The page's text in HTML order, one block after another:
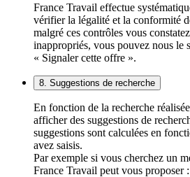
France Travail effectue
vérifier la légalité et la conformité
malgré ces contrôles vous
inappropriés, vous pouvez nous le
« Signaler cette offre ».
8. Suggestions de recherche
En fonction de la recherche
afficher des suggestions de
suggestions sont calculées en
avez saisis.
Par exemple si vous cherchez un
France Travail peut vous proposer :